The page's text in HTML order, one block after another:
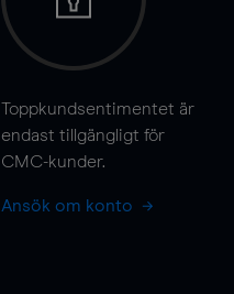
Toppkundsentimentet är
endast tillgängligt för
CMC-kunder.
Ansök om konto